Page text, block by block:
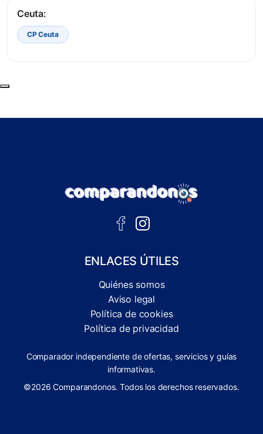
Ceuta:
CP Ceuta
ENLACES ÚTILES
Quiénes somos
Aviso legal
Política de cookies
Política de privacidad
Comparador independiente de ofertas, servicios y guías
informativas.
©2026 Comparandonos. Todos los derechos reservados.